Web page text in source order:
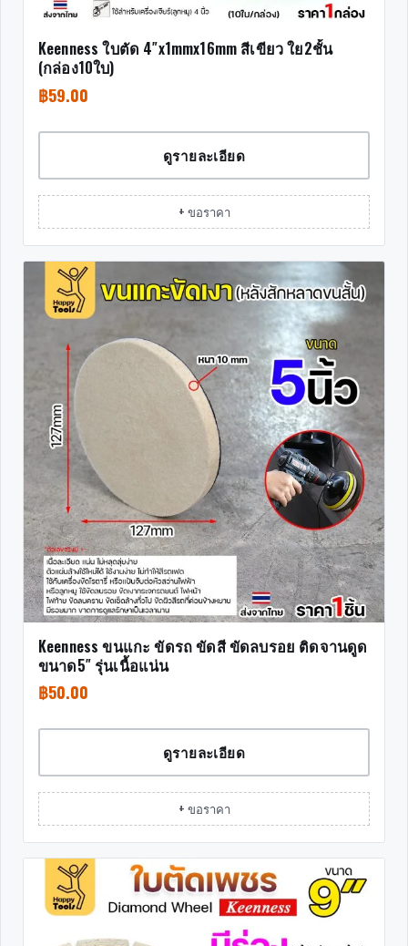
Keenness ใบตัด 4″x1mmx16mm สีเขียว ใย2ชั้น
(กล่อง10ใบ)
฿59.00
ดูรายละเอียด
+ ขอราคา
Keenness ขนแกะ ขัดรถ ขัดสี ขัดลบรอย ติดจานดูด
ขนาด5″ รุ่นเนื้อแน่น
฿50.00
ดูรายละเอียด
+ ขอราคา